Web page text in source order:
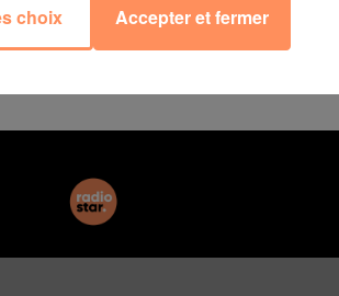
de propagation.
choix Accepter et fermer